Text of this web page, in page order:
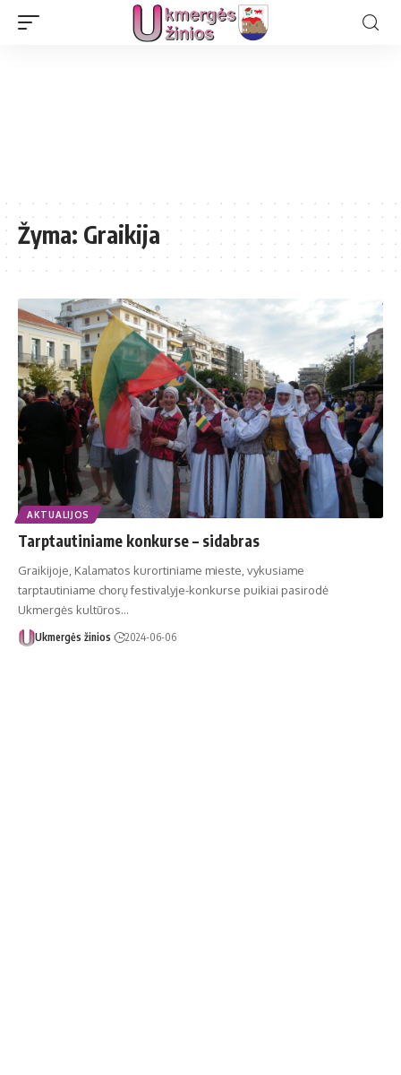
Žyma: Graikija
AKTUALIJOS
Tarptautiniame konkurse – sidabras
Graikijoje, Kalamatos kurortiniame mieste, vykusiame
tarptautiniame chorų festivalyje-konkurse puikiai pasirodė
Ukmergės kultūros…
Ukmergės žinios 2024-06-06